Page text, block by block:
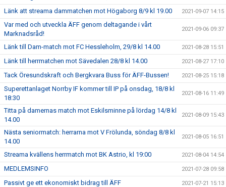
Länk att streama dammatchen mot Högaborg 8/9 kl 19.00 2021-09-07 14:15
Var med och utveckla ÄFF genom deltagande i vårt
Marknadsråd!
2021-09-06 09:37
Länk till Dam-match mot FC Hessleholm, 29/8 kl 14.00 2021-08-28 15:51
Länk till herrmatchen mot Sävedalen 28/8 kl 14.00 2021-08-27 17:10
Tack Öresundskraft och Bergkvara Buss för ÄFF-Bussen! 2021-08-25 15:18
Superettanlaget Norrby IF kommer till IP på onsdag, 18/8 kl
18:30
2021-08-16 11:49
Titta på damernas match mot Eskilsminne på lördag 14/8 kl
14.00
2021-08-09 15:43
Nästa seniormatch: herrarna mot V Frölunda, söndag 8/8 kl
14.00
2021-08-05 16:51
Streama kvällens herrmatch mot BK Astrio, kl 19:00 2021-08-04 14:54
MEDLEMSINFO 2021-07-28 09:58
Passivt ge ett ekonomiskt bidrag till ÄFF 2021-07-21 15:13